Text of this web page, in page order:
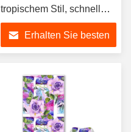
tropischem Stil, schnell
trocknen, Sandfrei,
Wasserabsorption
Erhalten Sie besten